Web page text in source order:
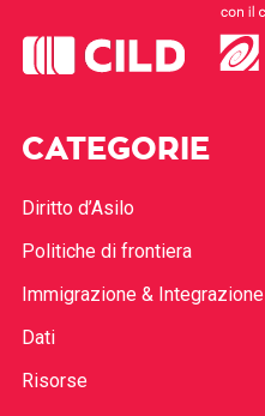
CATEGORIE
Diritto d’Asilo
Politiche di frontiera
Immigrazione & Integrazione
Dati
Risorse